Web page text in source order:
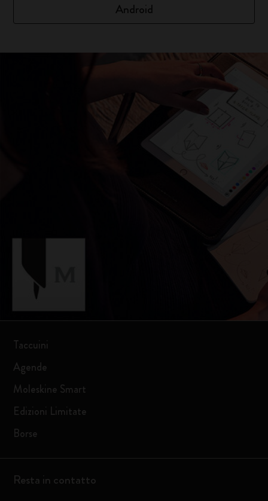
Android
Taccuini
Agende
Moleskine Smart
Edizioni Limitate
Borse
Resta in contatto